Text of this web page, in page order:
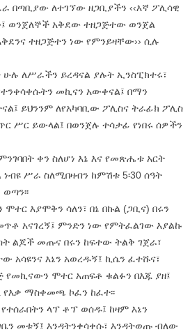
በጣቢያው ለተገኘው ዘጋቢያችን ‹‹እኛ ፖሊሳዊ
ወንጀለኞች አቅደው ተዘጋጅተው ወንጀል
ተዘጋጅተን ነው የምንይዛቸው›› ሲሉ
ለሥራችን ይረዳናል ያሉት ኢንስፒክተሩ፣
መኪናን አውቀናል፤ በማን
ይህንንም ለየአካባቢው ፖሊስና ትራፊክ ፖሊስ
ሥር ይውላል፤ በወንጀሉ ተሳታፊ የነበሩ ሰዎችን
ቀን ስለሆነ እኔ እና የመጽሔቱ አርት
ሥራ ስለሚበዛብን ከምሽቱ 5፡30 ሰዓት
እያሞቅን ሳለን፣ በኔ በኩል (ጋቢና) በሩን
አናገረኝ፤ ምንድን ነው የምትፈልገው እያልኩ
ልጆች መጡና በሩን ከፍተው ትልቅ ገጀራ፣
አሳዩንና እኔን አወረዱኝ፤ ኪሴን ፈተሹና፣
የመኪናውን ሞተር አጠፍቶ ቁልፉን በእጁ ያዘ፤
ማስቀመጫ ኮፈን ከፈተ፡፡
ላፕ ቶፕ ወሰዱ፤ ከዛም እኔን
መቱኝ፤ እንዳትንቀሳቀሱ፣ እንዳትወጡ ብለው